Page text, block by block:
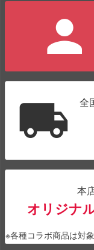
全
本
オリジナ
※各種コラボ商品は対象